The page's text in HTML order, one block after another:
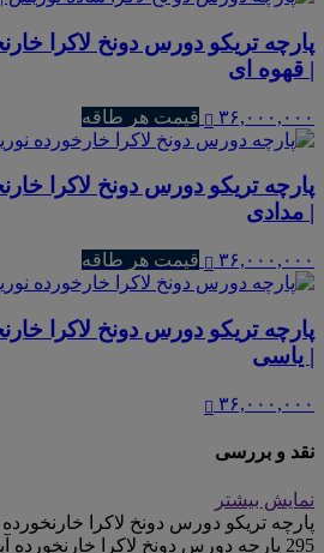
پارچه تریکو دورس دونخ لاکرا
| قهوه ای
۳۶,۰۰۰,۰۰۰ قیمت هر طاقه
پارچه تریکو دورس دونخ لاکرا
| مدادی
۳۶,۰۰۰,۰۰۰ قیمت هر طاقه
پارچه تریکو دورس دونخ لاکرا
| یاسی
۳۶,۰۰۰,۰۰۰
نقد و بررسی
نمایش بیشتر
پارچه تریکو دورس دونخ لاکرا